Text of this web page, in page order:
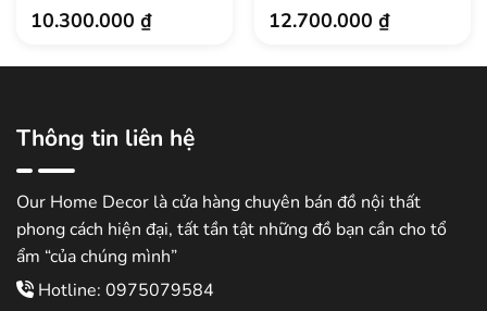
10.300.000₫ 12.700.000₫
Thông tin liên hệ
Our Home Decor là cửa hàng chuyên bán đồ nội thất
phong cách hiện đại, tất tần tật những đồ bạn cần cho tổ
ẩm “của chúng mình”
Hotline: 0975079584